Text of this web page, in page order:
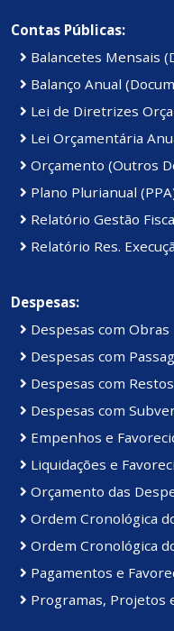
Contas Públicas:
Balancetes Mensais
Balanço Anual
Lei de Diretrizes
Lei Orçamentária
Orçamento (Outros
Plano Plurianual
Relatório Gestão
Relatório Res.
Despesas:
Despesas com Obras
Despesas com
Despesas com
Despesas com
Empenhos e
Liquidações e
Orçamento das
Ordem Cronológica
Ordem Cronológica
Pagamentos e
Programas, Projetos